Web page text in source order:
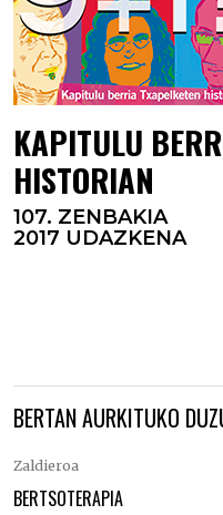
KAPITULU
HISTORIAN
107. ZENBAKIA
2017 UDAZKENA
BERTAN AURKITUKO
Zaldieroa
BERTSOTERAPIA